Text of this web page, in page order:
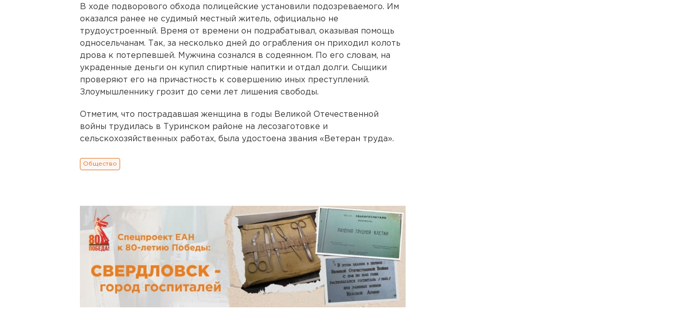
В ходе подворового обхода полицейские установили подозреваемого. Им
оказался ранее не судимый местный житель, официально не
трудоустроенный. Время от времени он подрабатывал, оказывая помощь
односельчанам. Так, за несколько дней до ограбления он приходил колоть
дрова к потерпевшей. Мужчина сознался в содеянном. По его словам, на
украденные деньги он купил спиртные напитки и отдал долги. Сыщики
проверяют его на причастность к совершению иных преступлений.
Злоумышленнику грозит до семи лет лишения свободы.
Отметим, что пострадавшая женщина в годы Великой Отечественной
войны трудилась в Туринском районе на лесозаготовке и
сельскохозяйственных работах, была удостоена звания «Ветеран труда».
Общество